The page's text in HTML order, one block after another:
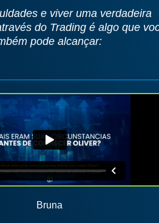
e viver uma verdadeira
do Trading é algo que
pode alcançar:
Bruna